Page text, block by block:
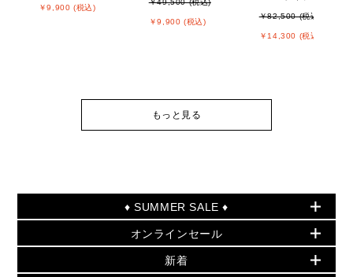
￥9,900 (税込)
￥49,500 (税込)
￥9,900 (税込)
￥82,500 (税込)
￥14,300 (税込)
もっと見る
♦ SUMMER SALE ♦
セールおすすめアイテム
▶ ウィメンズ
オンラインセール
PRODUCT OF THE MONTH - 今月の特別価格
新着